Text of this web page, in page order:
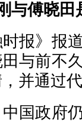
与傅晓田
报》报
与前不
并通过
国政府